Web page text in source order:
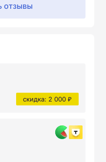
отзывы
скидка: 2 000 ₽